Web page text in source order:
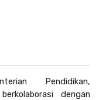
Pendidikan,
dengan